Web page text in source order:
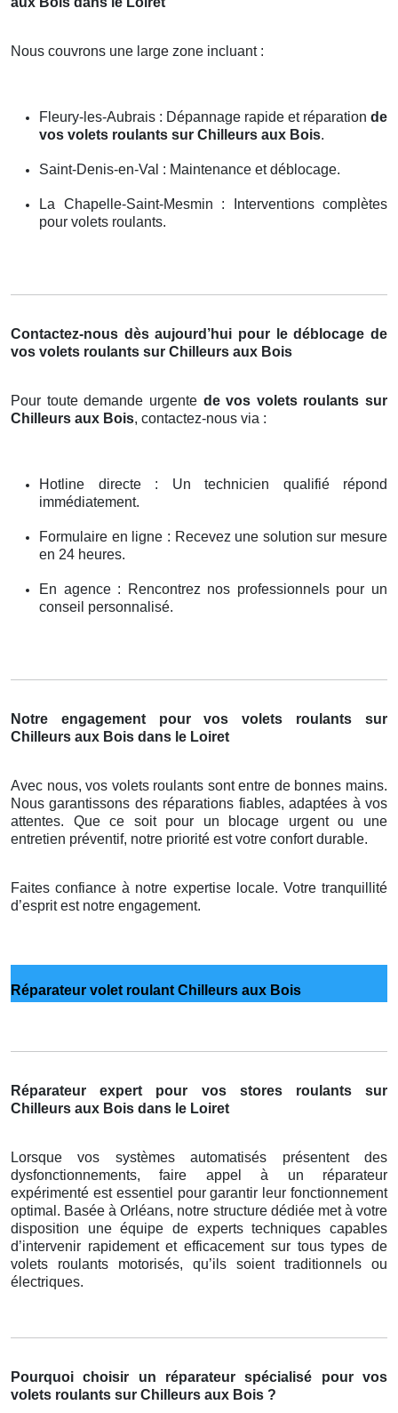
Nous couvrons une large zone incluant :
Fleury-les-Aubrais : Dépannage rapide et réparation de
vos volets roulants sur Chilleurs aux Bois.
Saint-Denis-en-Val : Maintenance et déblocage.
La Chapelle-Saint-Mesmin : Interventions complètes
pour volets roulants.
Contactez-nous dès aujourd’hui pour le déblocage de
vos volets roulants sur Chilleurs aux Bois
Pour toute demande urgente de vos volets roulants sur
Chilleurs aux Bois, contactez-nous via :
Hotline directe : Un technicien qualifié répond
immédiatement.
Formulaire en ligne : Recevez une solution sur mesure
en 24 heures.
En agence : Rencontrez nos professionnels pour un
conseil personnalisé.
Notre engagement pour vos volets roulants sur
Chilleurs aux Bois dans le Loiret
Avec nous, vos volets roulants sont entre de bonnes mains.
Nous garantissons des réparations fiables, adaptées à vos
attentes. Que ce soit pour un blocage urgent ou une
entretien préventif, notre priorité est votre confort durable.
Faites confiance à notre expertise locale. Votre tranquillité
d’esprit est notre engagement.
Réparateur volet roulant Chilleurs aux Bois
Réparateur expert pour vos stores roulants sur
Chilleurs aux Bois dans le Loiret
Lorsque vos systèmes automatisés présentent des
dysfonctionnements, faire appel à un réparateur
expérimenté est essentiel pour garantir leur fonctionnement
optimal. Basée à Orléans, notre structure dédiée met à votre
disposition une équipe de experts techniques capables
d’intervenir rapidement et efficacement sur tous types de
volets roulants motorisés, qu’ils soient traditionnels ou
électriques.
Pourquoi choisir un réparateur spécialisé pour vos
volets roulants sur Chilleurs aux Bois ?